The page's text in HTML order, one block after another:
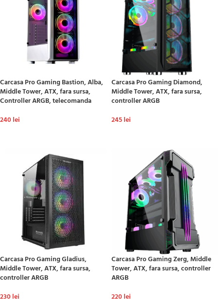
Carcasa Pro Gaming Bastion, Alba,
Middle Tower, ATX, fara sursa,
Controller ARGB, telecomanda
240 lei
Carcasa Pro Gaming Diamond,
Middle Tower, ATX, fara sursa,
controller ARGB
245lei
Carcasa Pro Gaming Gladius,
Middle Tower, ATX, fara sursa,
controller ARGB
230 lei
Carcasa Pro Gaming Zerg, Middle
Tower, ATX, fara sursa, controller
ARGB
220 lei